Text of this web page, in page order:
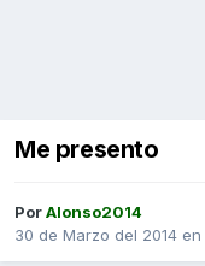
Me presento
PorAlonso2014
30 de Marzo del 2014 en